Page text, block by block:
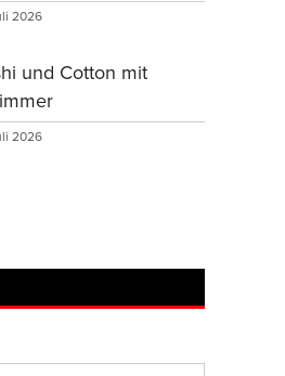
2026
und Cotton mit
2026